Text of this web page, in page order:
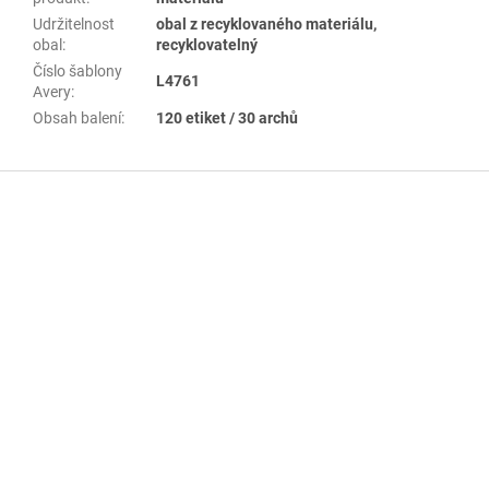
Udržitelnost
obal :
obal z recyklovaného materiálu,
recyklovatelný
Číslo šablony
Avery:
L4761
Obsah balení: 120 etiket / 30 archů